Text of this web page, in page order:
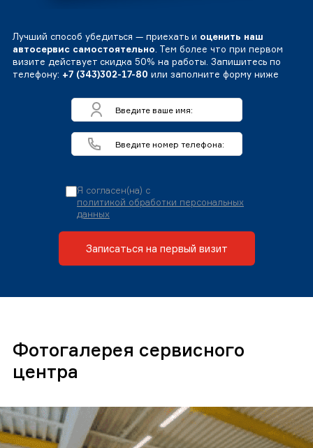
Лучший способ убедиться — приехать и оценить наш
автосервис самостоятельно. Тем более что при первом
визите действует скидка 50% на работы. Запишитесь по
телефону: +7 (343)302-17-80 или заполните форму ниже
Я согласен(на) с
политикой обработки персональных
данных
Записаться на первый визит
Фотогалерея сервисного
центра